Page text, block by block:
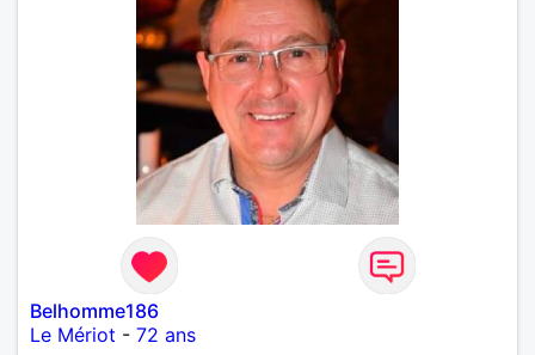
Belhomme186
Le Mériot - 72 ans